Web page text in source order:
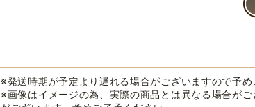
※発送時期が予定より遅れる場合がございますので予め
※画像はイメージの為、実際の商品とは異なる場合が